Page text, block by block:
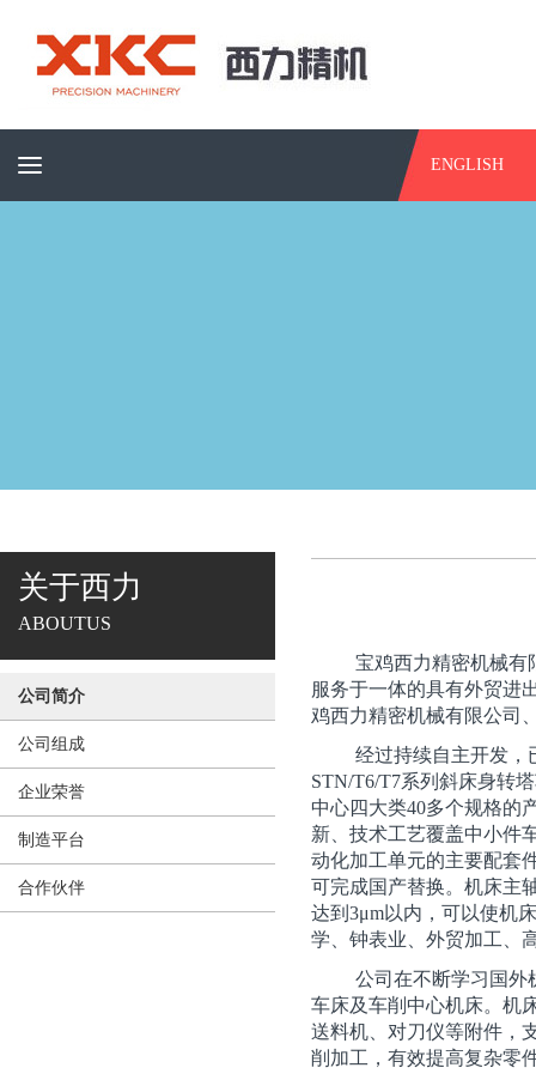
ENGLISH
关于西力
ABOUTUS
公司简介
公司组成
企业荣誉
制造平台
合作伙伴
宝鸡西力精密机械有
服务于一体的具有外贸进
鸡西力精密机械有限公司
经过持续自主开发，
STN/T6/T7系列斜床身转
中心四大类40多个规格的
新、技术工艺覆盖中小件
动化加工单元的主要配套
可完成国产替换。机床主
达到3μm以内，可以使机
学、钟表业、外贸加工、
公司在不断学习国外
车床及车削中心机床。机
送料机、对刀仪等附件，
削加工，有效提高复杂零